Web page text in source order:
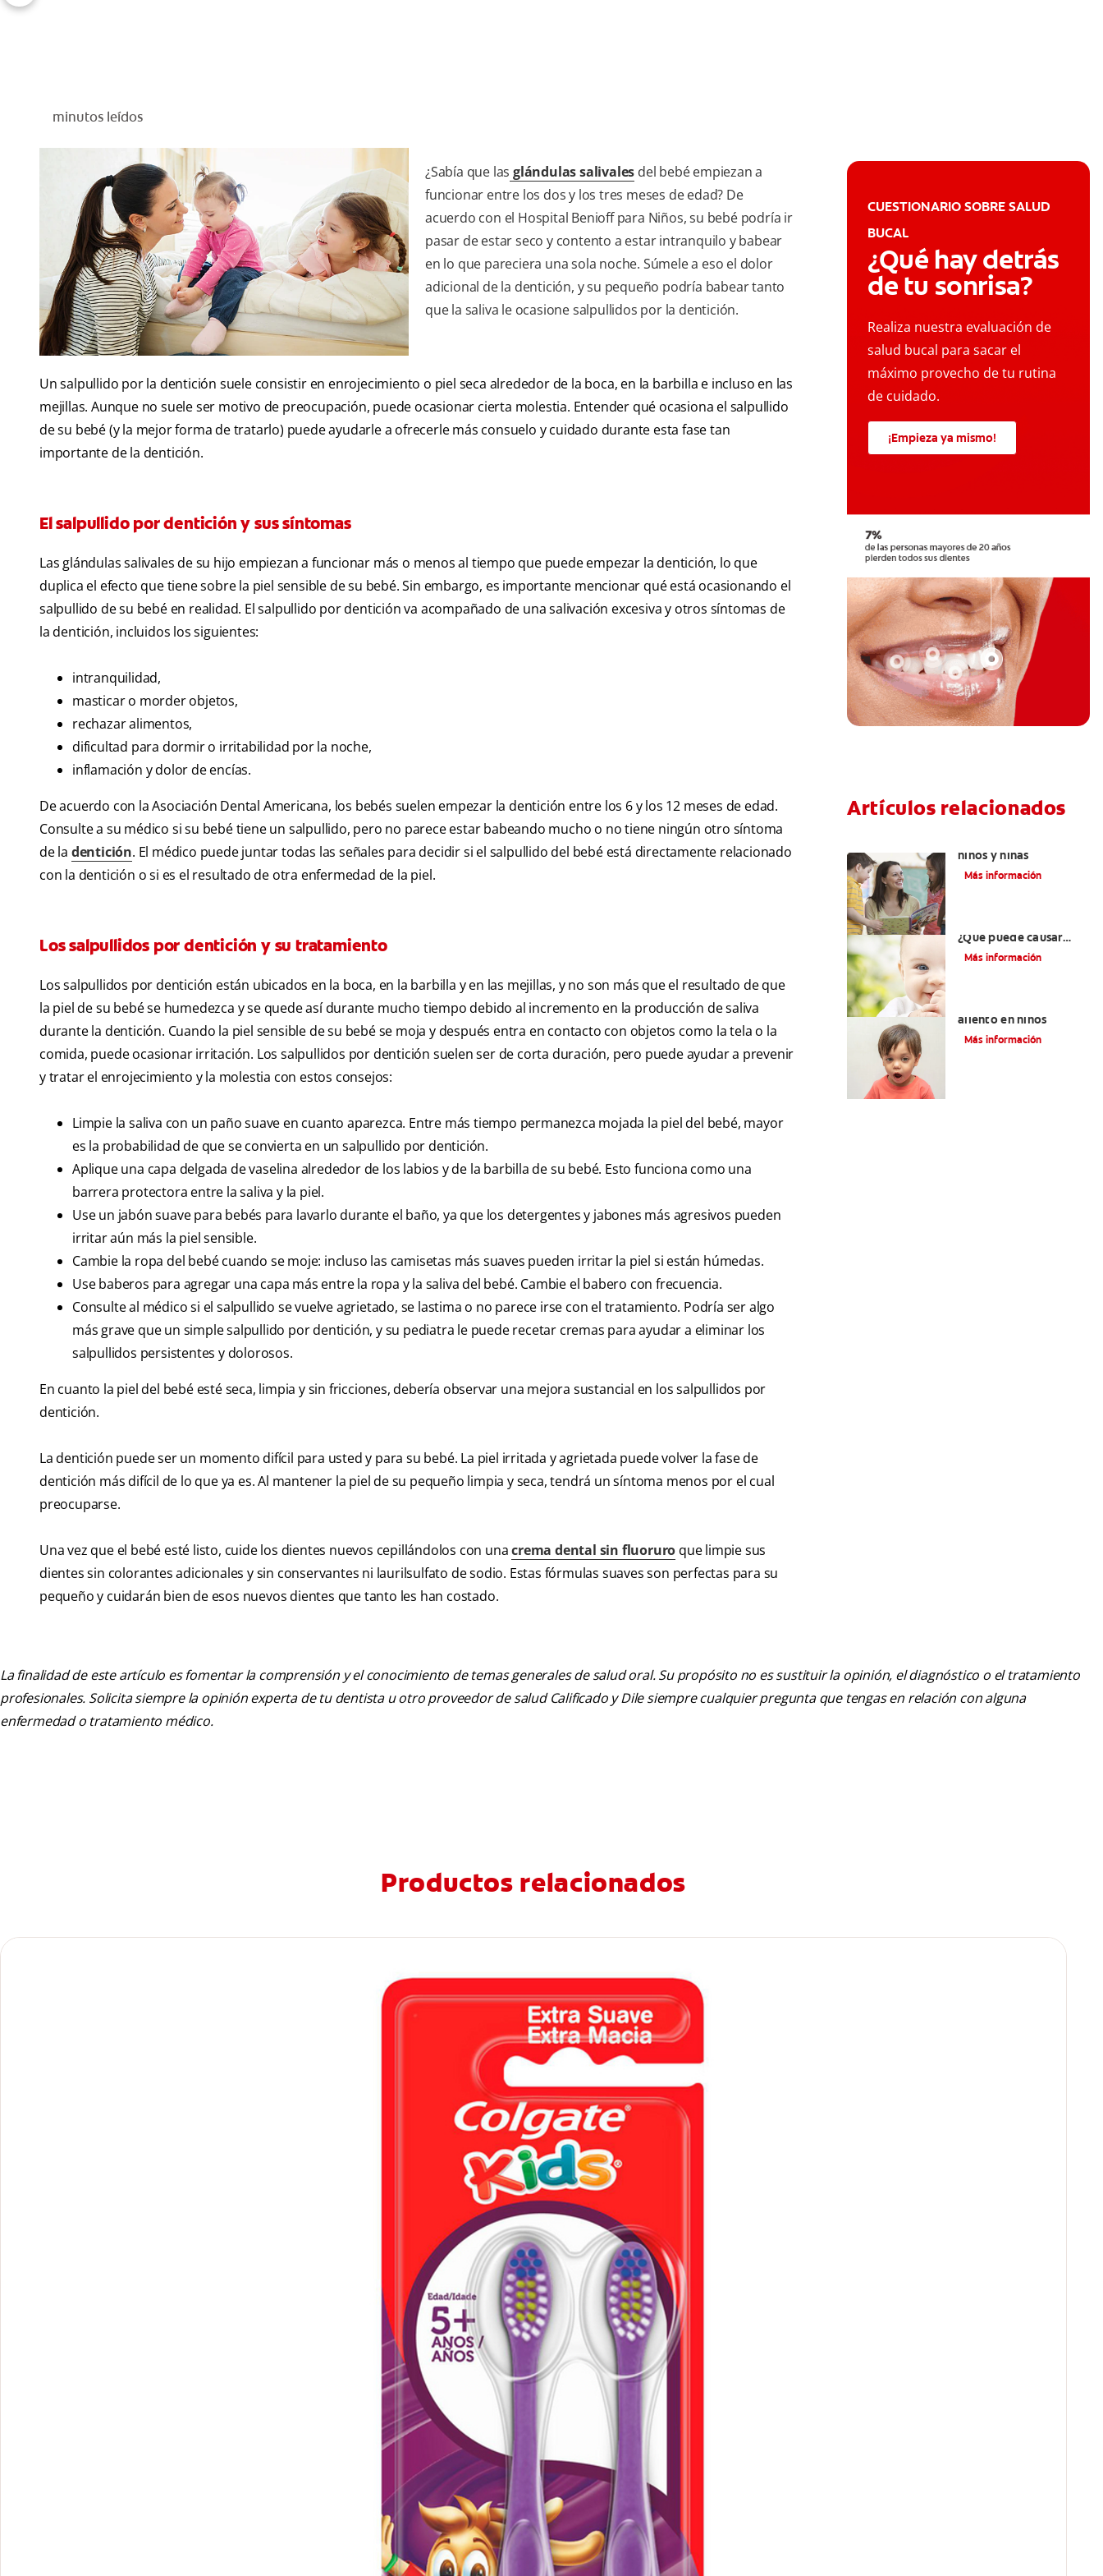
minutos leídos
¿Sabía que las glándulas salivales del bebé empiezan a
funcionar entre los dos y los tres meses de edad? De
acuerdo con el Hospital Benioff para Niños, su bebé podría ir
pasar de estar seco y contento a estar intranquilo y babear
en lo que pareciera una sola noche. Súmele a eso el dolor
adicional de la dentición, y su pequeño podría babear tanto
que la saliva le ocasione salpullidos por la dentición.
Un salpullido por la dentición suele consistir en enrojecimiento o piel seca alrededor de la boca, en la barbilla e incluso en las
mejillas. Aunque no suele ser motivo de preocupación, puede ocasionar cierta molestia. Entender qué ocasiona el salpullido
de su bebé (y la mejor forma de tratarlo) puede ayudarle a ofrecerle más consuelo y cuidado durante esta fase tan
importante de la dentición.
El salpullido por dentición y sus síntomas
Las glándulas salivales de su hijo empiezan a funcionar más o menos al tiempo que puede empezar la dentición, lo que
duplica el efecto que tiene sobre la piel sensible de su bebé. Sin embargo, es importante mencionar qué está ocasionando el
salpullido de su bebé en realidad. El salpullido por dentición va acompañado de una salivación excesiva y otros síntomas de
la dentición, incluidos los siguientes:
intranquilidad,
masticar o morder objetos,
rechazar alimentos,
dificultad para dormir o irritabilidad por la noche,
inflamación y dolor de encías.
De acuerdo con la Asociación Dental Americana, los bebés suelen empezar la dentición entre los 6 y los 12 meses de edad.
Consulte a su médico si su bebé tiene un salpullido, pero no parece estar babeando mucho o no tiene ningún otro síntoma
de la dentición. El médico puede juntar todas las señales para decidir si el salpullido del bebé está directamente relacionado
con la dentición o si es el resultado de otra enfermedad de la piel.
Los salpullidos por dentición y su tratamiento
Los salpullidos por dentición están ubicados en la boca, en la barbilla y en las mejillas, y no son más que el resultado de que
la piel de su bebé se humedezca y se quede así durante mucho tiempo debido al incremento en la producción de saliva
durante la dentición. Cuando la piel sensible de su bebé se moja y después entra en contacto con objetos como la tela o la
comida, puede ocasionar irritación. Los salpullidos por dentición suelen ser de corta duración, pero puede ayudar a prevenir
y tratar el enrojecimiento y la molestia con estos consejos:
Limpie la saliva con un paño suave en cuanto aparezca. Entre más tiempo permanezca mojada la piel del bebé, mayor
es la probabilidad de que se convierta en un salpullido por dentición.
Aplique una capa delgada de vaselina alrededor de los labios y de la barbilla de su bebé. Esto funciona como una
barrera protectora entre la saliva y la piel.
Use un jabón suave para bebés para lavarlo durante el baño, ya que los detergentes y jabones más agresivos pueden
irritar aún más la piel sensible.
Cambie la ropa del bebé cuando se moje: incluso las camisetas más suaves pueden irritar la piel si están húmedas.
Use baberos para agregar una capa más entre la ropa y la saliva del bebé. Cambie el babero con frecuencia.
Consulte al médico si el salpullido se vuelve agrietado, se lastima o no parece irse con el tratamiento. Podría ser algo
más grave que un simple salpullido por dentición, y su pediatra le puede recetar cremas para ayudar a eliminar los
salpullidos persistentes y dolorosos.
En cuanto la piel del bebé esté seca, limpia y sin fricciones, debería observar una mejora sustancial en los salpullidos por
dentición.
La dentición puede ser un momento difícil para usted y para su bebé. La piel irritada y agrietada puede volver la fase de
dentición más difícil de lo que ya es. Al mantener la piel de su pequeño limpia y seca, tendrá un síntoma menos por el cual
preocuparse.
Una vez que el bebé esté listo, cuide los dientes nuevos cepillándolos con unacrema dental sin fluoruro que limpie sus
dientes sin colorantes adicionales y sin conservantes ni laurilsulfato de sodio. Estas fórmulas suaves son perfectas para su
pequeño y cuidarán bien de esos nuevos dientes que tanto les han costado.
CUESTIONARIO SOBRE SALUD
BUCAL
¿Qué hay detrás
de tu sonrisa?
Realiza nuestra evaluación de
salud bucal para sacar el
máximo provecho de tu rutina
de cuidado.
¡Empieza ya mismo!
Artículos relacionados
niños y niñas
Más información
¿Qué puede causar
retrasos en la
Más información
aliento en niños
Más información
La finalidad de este artículo es fomentar la comprensión y el conocimiento de temas generales de salud oral. Su propósito no es sustituir la opinión, el diagnóstico o el tratamiento
profesionales. Solicita siempre la opinión experta de tu dentista u otro proveedor de salud Calificado y Dile siempre cualquier pregunta que tengas en relación con alguna
enfermedad o tratamiento médico.
Productos relacionados